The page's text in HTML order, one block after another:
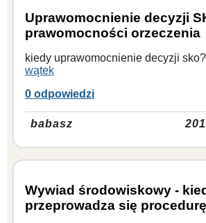
Uprawomocnienie decyzji
prawomocności orzeczenia
kiedy uprawomocnienie decyzji
wątek
0 odpowiedzi
babasz
Wywiad środowiskowy -
przeprowadza się procedurę